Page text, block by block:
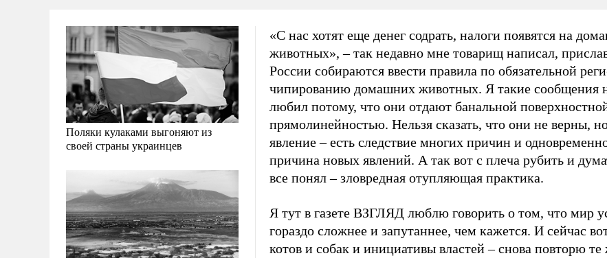
Поляки кулаками выгоняют из
своей страны украинцев
«С нас хотят еще денег содрать, налоги появятся на
животных», – так недавно мне товарищ написал,
России собираются ввести правила по обязательной
чипированию домашних животных. Я такие сообщения
любил потому, что они отдают банальной
прямолинейностью. Нельзя сказать, что они не верны,
явление – есть следствие многих причин и
причина новых явлений. А так вот с плеча рубить и
все понял – зловредная отупляющая практика.
Я тут в газете ВЗГЛЯД люблю говорить о том, что мир
гораздо сложнее и запутаннее, чем кажется. И сейчас
котов и собак и инициативы властей – снова повторю те